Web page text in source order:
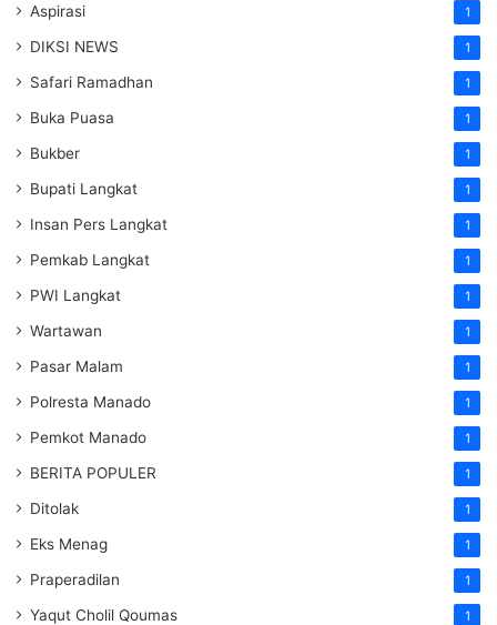
Aspirasi 1
DIKSI NEWS 1
Safari Ramadhan 1
Buka Puasa 1
Bukber 1
Bupati Langkat 1
Insan Pers Langkat 1
Pemkab Langkat 1
PWI Langkat 1
Wartawan 1
Pasar Malam 1
Polresta Manado 1
Pemkot Manado 1
BERITA POPULER 1
Ditolak 1
Eks Menag 1
Praperadilan 1
Yaqut Cholil Qoumas 1